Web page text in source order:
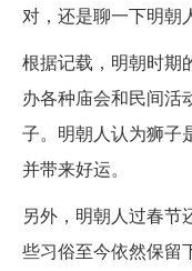
对，还是聊一下明朝
根据记载，明朝时期
办各种庙会和民间活
子。明朝人认为狮子
并带来好运。
另外，明朝人过春节
些习俗至今依然保留